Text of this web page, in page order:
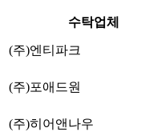
수탁업체
(주)엔티파크
(주)포애드원
(주)히어앤나우